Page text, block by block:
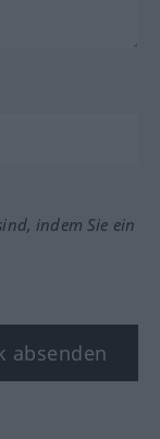
indem Sie ein
absenden